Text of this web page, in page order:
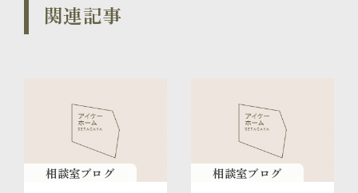
関連記事
相談室ブログ 相談室ブログ